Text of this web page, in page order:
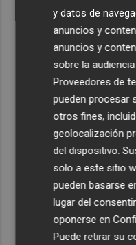
y datos de
anuncios y
anuncios y
sobre la
Proveedores de
pueden procesar
otros fines,
geolocalización
del dispositivo.
solo a este sitio
pueden basarse
lugar del
oponerse en
Puede retirar su